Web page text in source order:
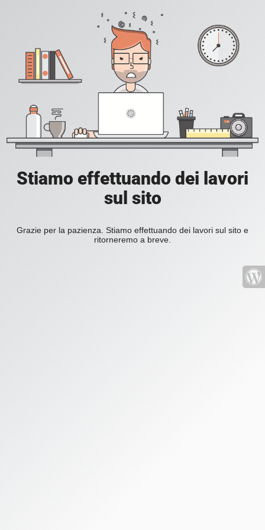
Stiamo effettuando dei lavori
sul sito
Grazie per la pazienza. Stiamo effettuando dei lavori sul sito e
ritorneremo a breve.